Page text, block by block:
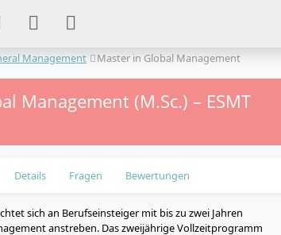
Management Master in Global Management
Management (M.Sc.) – ESMT
Details Fragen Bewertungen
sich an Berufseinsteiger mit bis zu zwei Jahren
anstreben. Das zweijährige Vollzeitprogramm